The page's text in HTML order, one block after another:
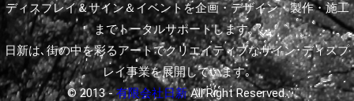
ディスプレイ＆サイン＆イベントを企画・デザイン・製作・施工
までトータルサポートします。
日新は､街の中を彩るアートでクリエイティブなサイン･ディスプ
レイ事業を展開しています｡
© 2013 -有限会社日新All Right Reserved.